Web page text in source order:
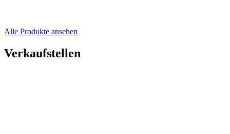
Alle Produkte ansehen
Verkaufstellen